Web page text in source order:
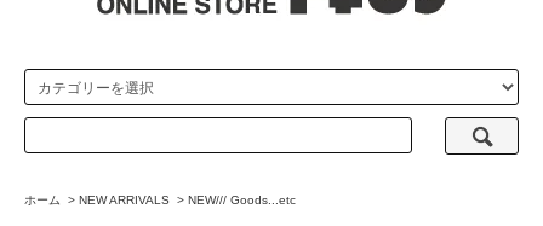
ホーム > NEW ARRIVALS > NEW/// Goods...etc